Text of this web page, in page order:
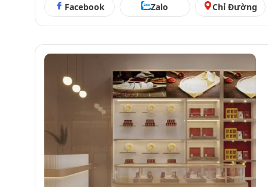
Facebook Zalo Chỉ Đường